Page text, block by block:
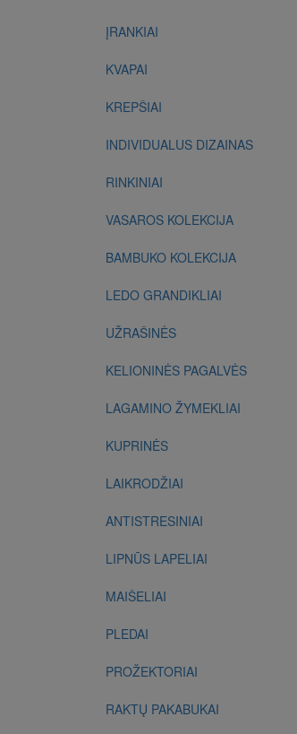
ĮRANKIAI
KVAPAI
KREPŠIAI
INDIVIDUALUS DIZAINAS
RINKINIAI
VASAROS KOLEKCIJA
BAMBUKO KOLEKCIJA
LEDO GRANDIKLIAI
UŽRAŠINĖS
KELIONINĖS PAGALVĖS
LAGAMINO ŽYMEKLIAI
KUPRINĖS
LAIKRODŽIAI
ANTISTRESINIAI
LIPNŪS LAPELIAI
MAIŠELIAI
PLEDAI
PROŽEKTORIAI
RAKTŲ PAKABUKAI